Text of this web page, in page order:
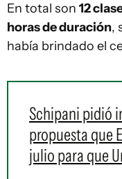
En total son 12
horas de duración,
había brindado el
Schipani pidió
propuesta que
julio para que